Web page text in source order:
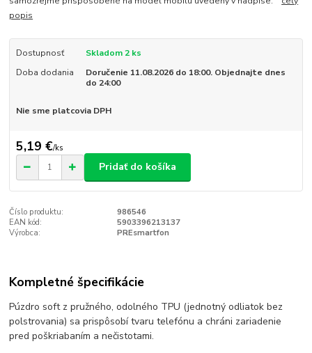
popis
Dostupnosť
Skladom 2 ks
Doba dodania
Doručenie 11.08.2026 do 18:00. Objednajte dnes
do 24:00
Nie sme platcovia DPH
5,19 €/ks
Pridať do košíka
Číslo produktu:
986546
EAN kód:
5903396213137
Výrobca:
PREsmartfon
Kompletné špecifikácie
Púzdro soft z pružného, ​​odolného TPU (jednotný odliatok bez
polstrovania) sa prispôsobí tvaru telefónu a chráni zariadenie
pred poškriabaním a nečistotami.